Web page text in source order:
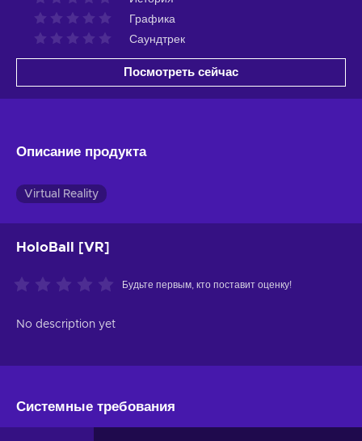
Графика
Саундтрек
Посмотреть сейчас
Описание продукта
Virtual Reality
HoloBall [VR]
Будьте первым, кто поставит оценку!
No description yet
Системные требования